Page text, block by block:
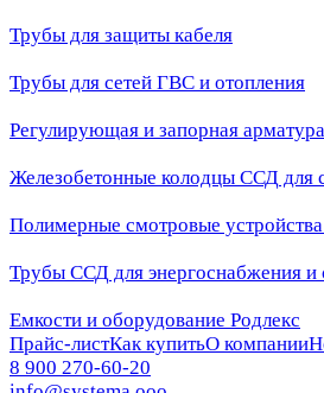
Трубы для защиты кабеля
Трубы для сетей ГВС и отопления
Регулирующая и запорная арматура
Железобетонные колодцы ССД для
Полимерные смотровые
Трубы ССД для энергоснабжения и
Емкости и оборудование Родлекс
Прайс-листКак купитьО компании
8 900 270-60-20